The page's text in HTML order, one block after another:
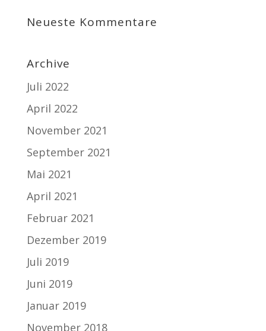
Neueste Kommentare
Archive
Juli 2022
April 2022
November 2021
September 2021
Mai 2021
April 2021
Februar 2021
Dezember 2019
Juli 2019
Juni 2019
Januar 2019
November 2018